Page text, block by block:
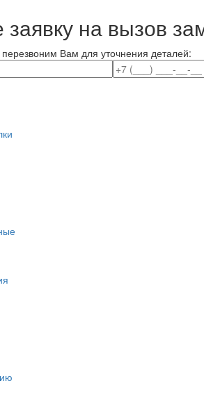
на вызов
Вам для уточнения деталей: